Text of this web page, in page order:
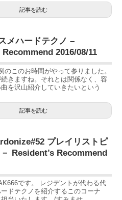
記事を読む
メハードテクノ –
Recommend 2016/08/11
のこのお時間がやって参りました。
きますね。それとは関係なく、容
を沢山紹介していきたいという
記事を読む
プレイリストピ
Resident’s Recommend
です。 レジデントが代わる代
ドテクノを紹介するこのコーナ